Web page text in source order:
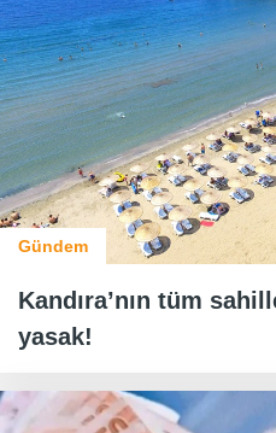
Gündem
Kandıra’nın tüm
yasak!